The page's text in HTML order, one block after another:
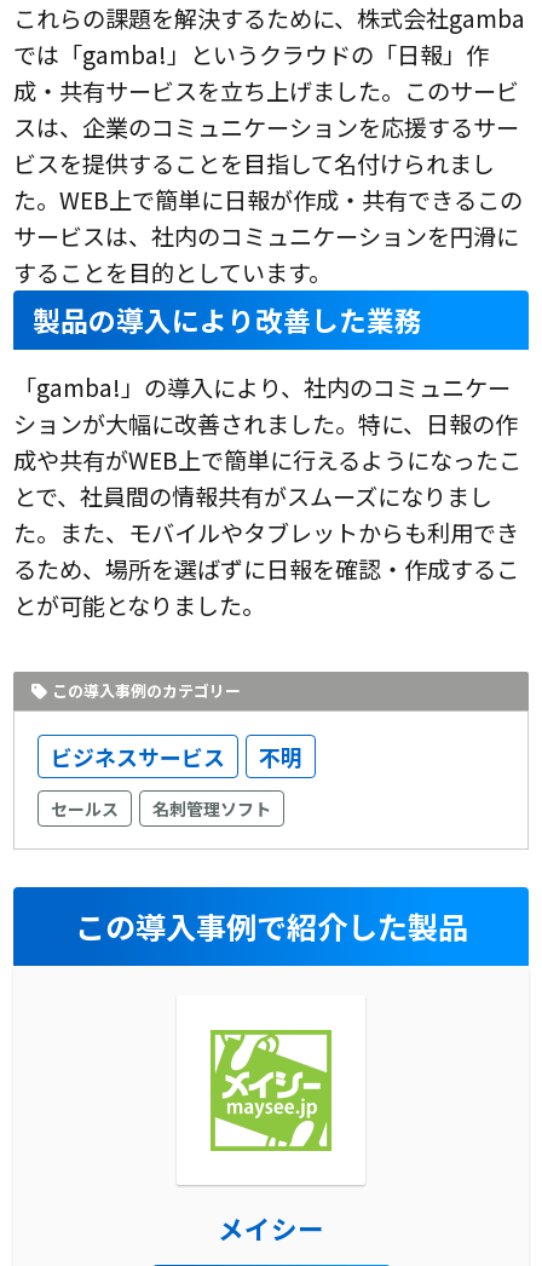
これらの課題を解決するために、株式会社gamba
では「gamba!」というクラウドの「日報」作
成・共有サービスを立ち上げました。このサービ
スは、企業のコミュニケーションを応援するサー
ビスを提供することを目指して名付けられまし
た。WEB上で簡単に日報が作成・共有できるこの
サービスは、社内のコミュニケーションを円滑に
することを目的としています。
製品の導入により改善した業務
「gamba!」の導入により、社内のコミュニケー
ションが大幅に改善されました。特に、日報の作
成や共有がWEB上で簡単に行えるようになったこ
とで、社員間の情報共有がスムーズになりまし
た。また、モバイルやタブレットからも利用でき
るため、場所を選ばずに日報を確認・作成するこ
とが可能となりました。
この導入事例のカテゴリー
ビジネスサービス 不明
セールス 名刺管理ソフト
この導入事例で紹介した製品
メイシー